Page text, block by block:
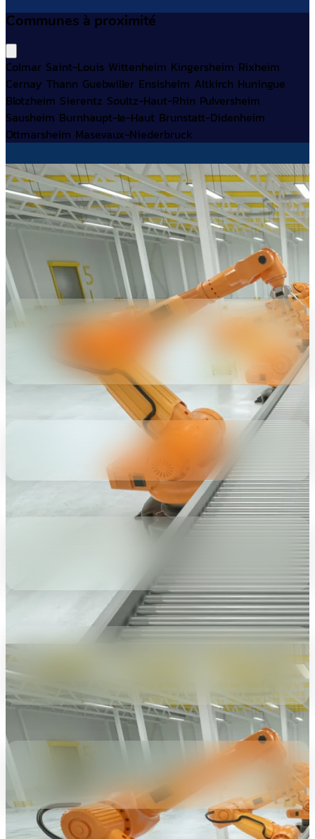
Communes à proximité
Colmar Saint-Louis Wittenheim Kingersheim Rixheim
Cernay Thann Guebwiller Ensisheim Altkirch Huningue
Blotzheim Sierentz Soultz-Haut-Rhin Pulversheim
Sausheim Burnhaupt-le-Haut Brunstatt-Didenheim
Ottmarsheim Masevaux-Niederbruck